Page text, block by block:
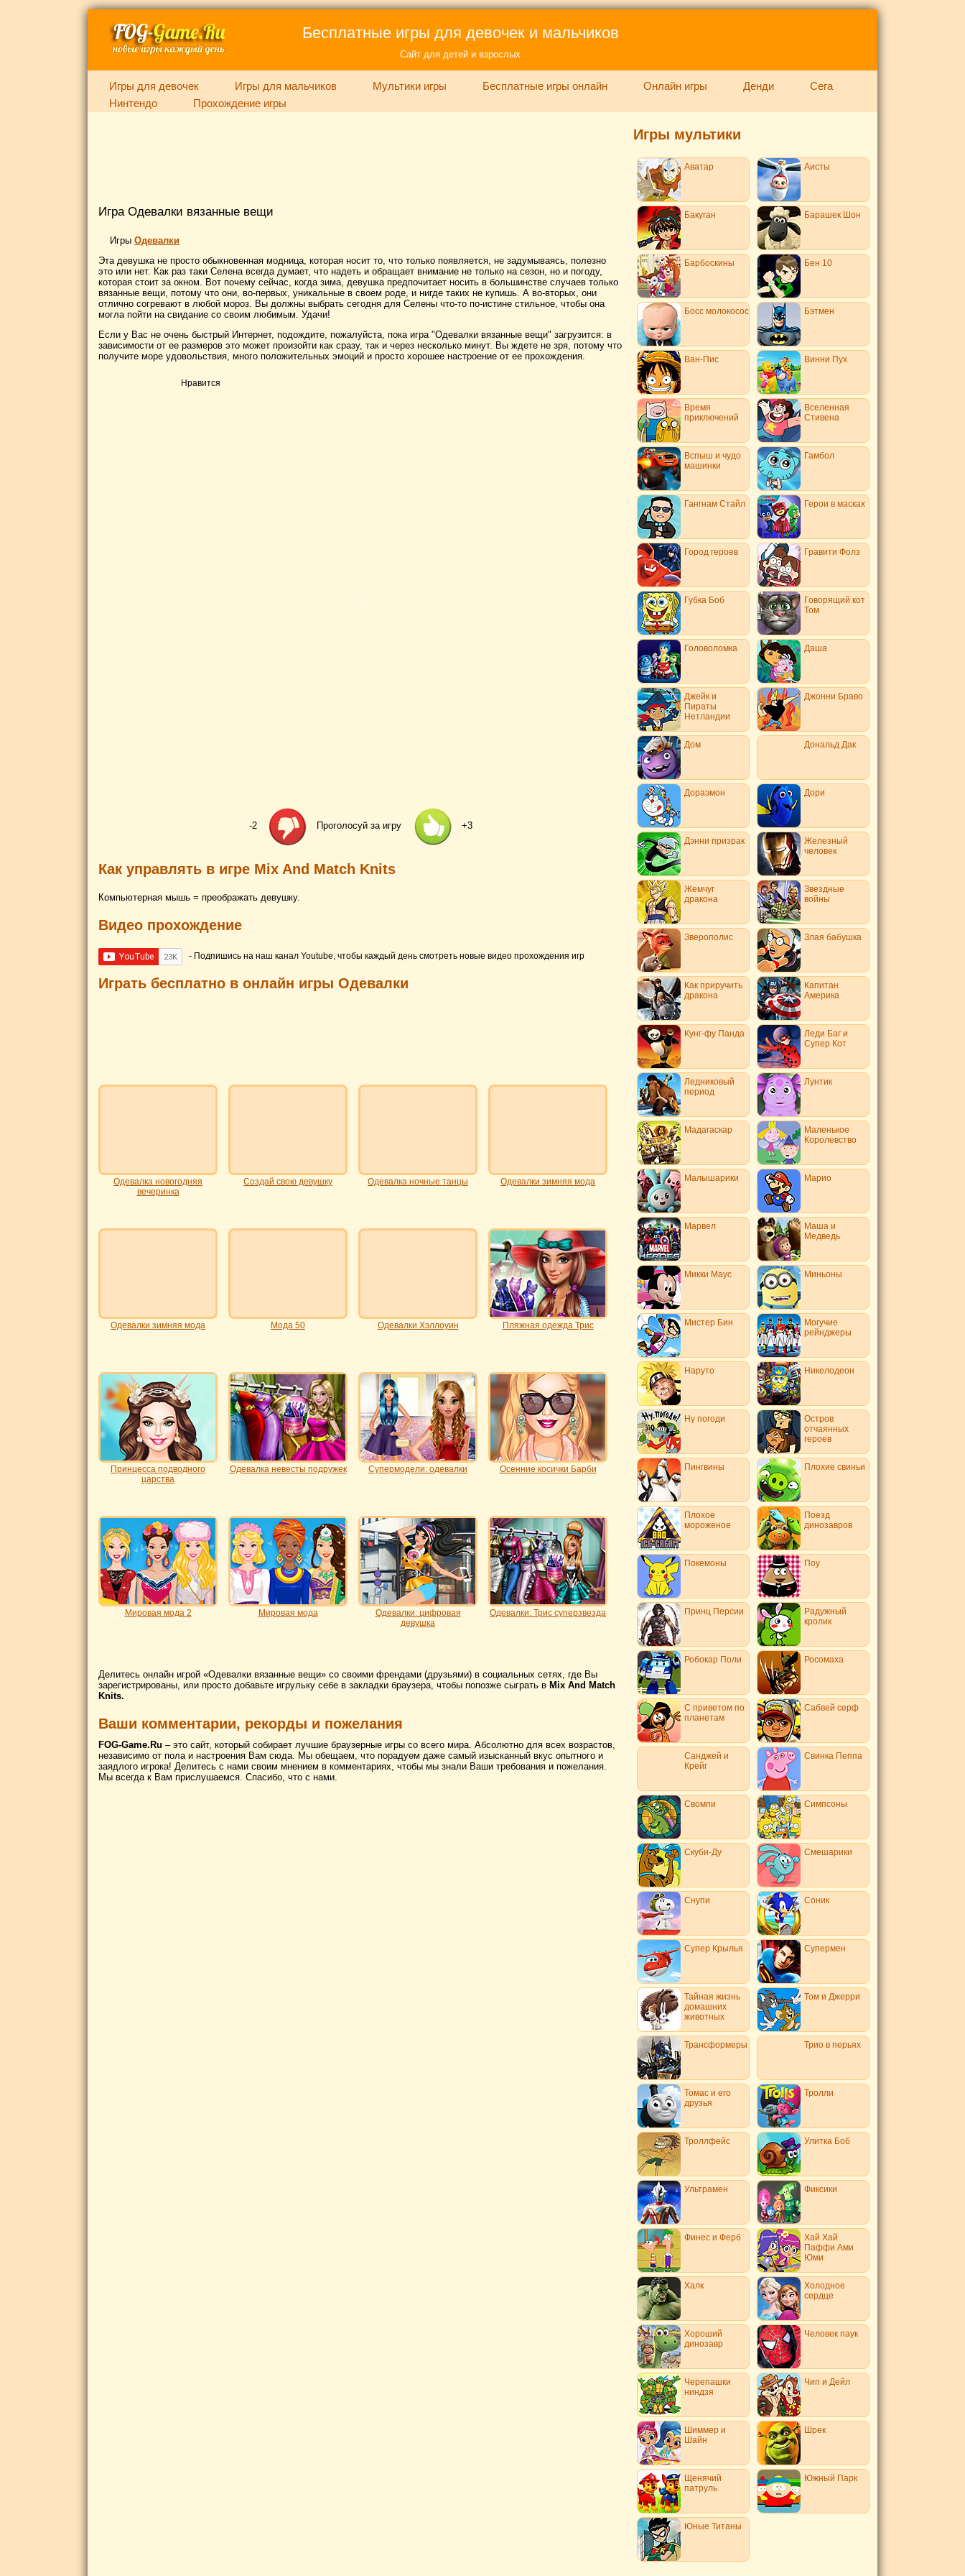
Бесплатные игры для девочек и мальчиков
Сайт для детей и взрослых
Игры для девочек Игры для мальчиков Мультики игры Бесплатные игры онлайн Онлайн игры Денди
Сега
Нинтендо
Прохождение игры
Игра Одевалки вязанные вещи
Игры Одевалки
Эта девушка не просто обыкновенная модница, которая носит то, что только появляется, не задумываясь, полезно
это или нет. Как раз таки Селена всегда думает, что надеть и обращает внимание не только на сезон, но и погоду,
которая стоит за окном. Вот почему сейчас, когда зима, девушка предпочитает носить в большинстве случаев только
вязанные вещи, потому что они, во-первых, уникальные в своем роде, и нигде таких не купишь. А во-вторых, они
отлично согревают в любой мороз. Вы должны выбрать сегодня для Селены что-то по-истине стильное, чтобы она
могла пойти на свидание со своим любимым. Удачи!
Если у Вас не очень быстрый Интернет, подождите, пожалуйста, пока игра "Одевалки вязанные вещи" загрузится: в
зависимости от ее размеров это может произойти как сразу, так и через несколько минут. Вы ждете не зря, потому что
получите море удовольствия, много положительных эмоций и просто хорошее настроение от ее прохождения.
Нравится
-2 Проголосуй за игру +3
Как управлять в игре Mix And Match Knits
Компьютерная мышь = преображать девушку.
Видео прохождение
- Подпишись на наш канал Youtube, чтобы каждый день смотреть новые видео прохождения игр
Играть бесплатно в онлайн игры Одевалки
Одевалка новогодняя
вечеринка
Создай свою девушку Одевалка ночные танцы Одевалки зимняя мода
Одевалки зимняя мода Мода 50 Одевалки Хэллоуин Пляжная одежда Трис
Принцесса подводного
царства
Одевалка невесты подружек Супермодели: одевалки Осенние косички Барби
Мировая мода 2 Мировая мода
Одевалки: цифровая
девушка
Одевалки: Трис суперзвезда
Делитесь онлайн игрой «Одевалки вязанные вещи» со своими френдами (друзьями) в социальных сетях, где Вы
зарегистрированы, или просто добавьте игрульку себе в закладки браузера, чтобы попозже сыграть в Mix And Match
Knits.
Ваши комментарии, рекорды и пожелания
FOG-Game.Ru – это сайт, который собирает лучшие браузерные игры со всего мира. Абсолютно для всех возрастов,
независимо от пола и настроения Вам сюда. Мы обещаем, что порадуем даже самый изысканный вкус опытного и
заядлого игрока! Делитесь с нами своим мнением в комментариях, чтобы мы знали Ваши требования и пожелания.
Мы всегда к Вам прислушаемся. Спасибо, что с нами.
Игры мультики
Аватар Аисты
Бакуган Барашек Шон
Барбоскины Бен 10
Босс молокосос Бэтмен
Ван-Пис Винни Пух
Время
приключений
Вселенная
Стивена
Вспыш и чудо
машинки
Гамбол
Гангнам Стайл Герои в масках
Город героев Гравити Фолз
Губка Боб
Говорящий кот
Том
Головоломка Даша
Джейк и
Пираты
Нетландии
Джонни Браво
Дом Дональд Дак
Дораэмон Дори
Дэнни призрак
Железный
человек
Жемчуг
дракона
Звездные
войны
Зверополис Злая бабушка
Как приручить
дракона
Капитан
Америка
Кунг-фу Панда
Леди Баг и
Супер Кот
Ледниковый
период
Лунтик
Мадагаскар
Маленькое
Королевство
Малышарики Марио
Марвел
Маша и
Медведь
Микки Маус Миньоны
Мистер Бин
Могучие
рейнджеры
Наруто Никелодеон
Ну погоди
Остров
отчаянных
героев
Пингвины Плохие свиньи
Плохое
мороженое
Поезд
динозавров
Покемоны Поу
Принц Персии
Радужный
кролик
Робокар Поли Росомаха
С приветом по
планетам
Сабвей серф
Санджей и
Крейг
Свинка Пеппа
Свомпи Симпсоны
Скуби-Ду Смешарики
Снупи Соник
Супер Крылья Супермен
Тайная жизнь
домашних
животных
Том и Джерри
Трансформеры Трио в перьях
Томас и его
друзья
Тролли
Троллфейс Улитка Боб
Ультрамен Фиксики
Финес и Ферб
Хай Хай
Паффи Ами
Юми
Халк
Холодное
сердце
Хороший
динозавр
Человек паук
Черепашки
ниндзя
Чип и Дейл
Шиммер и
Шайн
Шрек
Щенячий
патруль
Южный Парк
Юные Титаны